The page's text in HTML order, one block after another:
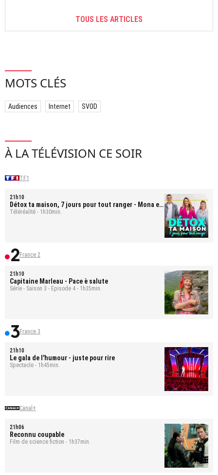
TOUS LES ARTICLES
MOTS CLÉS
Audiences Internet SVOD
À LA TÉLÉVISION CE SOIR
TF1
21h10
Détox ta maison, 7 jours pour tout ranger - Mona et
Bastien
Téléréalité - 1h30min.
France 2
21h10
Capitaine Marleau - Pace è salute
Série - Saison 3 - Épisode 4 - 1h35min.
France 3
21h10
Le gala de l'humour - juste pour rire
Spectacle - 1h45min.
Canal+
21h06
Reconnu coupable
Film de science fiction - 1h37min.